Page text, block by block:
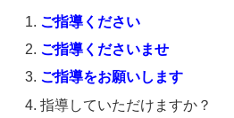
ご指導ください
ご指導くださいませ
ご指導をお願いします
指導していただけますか？